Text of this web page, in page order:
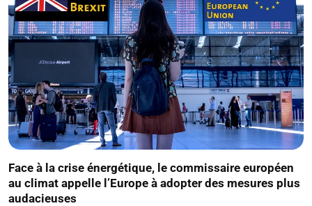
Face à la crise énergétique, le commissaire européen
au climat appelle l’Europe à adopter des mesures plus
audacieuses